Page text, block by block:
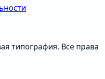
типография. Все права